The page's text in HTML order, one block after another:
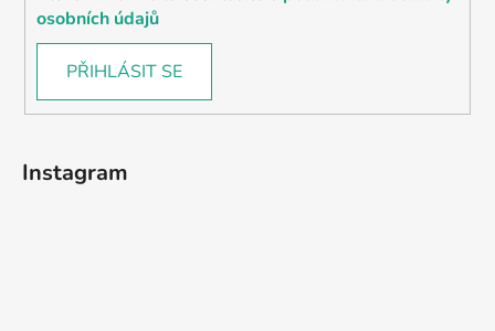
osobních údajů
PŘIHLÁSIT SE
Instagram